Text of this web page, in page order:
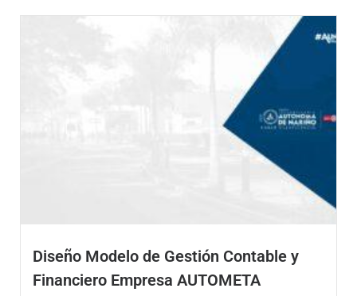
Diseño Modelo de Gestión Contable y
Financiero Empresa AUTOMETA